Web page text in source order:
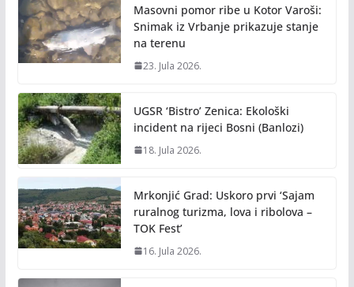
Masovni pomor ribe u Kotor Varoši:
Snimak iz Vrbanje prikazuje stanje
na terenu
23. Jula 2026.
UGSR ‘Bistro’ Zenica: Ekološki
incident na rijeci Bosni (Banlozi)
18. Jula 2026.
Mrkonjić Grad: Uskoro prvi ‘Sajam
ruralnog turizma, lova i ribolova –
TOK Fest’
16. Jula 2026.